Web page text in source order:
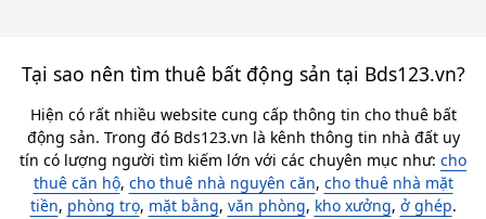
Tại sao nên tìm thuê bất động sản tại Bds123.vn?
Hiện có rất nhiều website cung cấp thông tin cho thuê bất
động sản. Trong đó Bds123.vn là kênh thông tin nhà đất uy
tín có lượng người tìm kiếm lớn với các chuyên mục như: cho
thuê căn hộ, cho thuê nhà nguyên căn, cho thuê nhà mặt
tiền, phòng trọ, mặt bằng, văn phòng, kho xưởng, ở ghép.